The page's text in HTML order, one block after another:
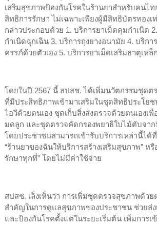
เสริมสุขภาพป้องกันโรคในร้านยาสำหรับคนไ
สิทธิการรักษา ไม่เฉพาะเพียงผู้มีสิทธิบัตรทองเ
กล่าวประกอบด้วย 1. บริการยาเม็ดคุมกำเนิด
กำเนิดฉุกเฉิน 3. บริการถุงยางอนามัย 4. บริก
ครรภ์ด้วยตัวเอง 5. บริการยาเม็ดเสริมธาตุเห
โดยในปี 2567 นี้ สปสช. ได้เพิ่มนวัตกรรมชุดต
ที่มีประสิทธิภาพเข้ามาเสริมในชุดสิทธิประโย
ไอวีด้วยตนเอง ชุดเก็บสิ่งส่งตรวจด้วยตนเองเพื่
มดลูก และชุดตรวจคัดกรองพยาธิใบไม้ตับจาก
โดยประชาชนสามารถเข้ารับบริการเหล่านี้ไ
“ร้านยาของฉันให้บริการสร้างเสริมสุขภาพ” ห
รักษาทุกที่” โดยไม่มีค่าใช้จ่าย
สปสช. เล็งเห็นว่า การเพิ่มชุดตรวจสุขภาพด้วย
สำคัญในการดูแลสุขภาพของประชาชน ช่วยส่ง
และป้องกันโรคตั้งแต่ในระยะเริ่มต้น เพิ่มการเ